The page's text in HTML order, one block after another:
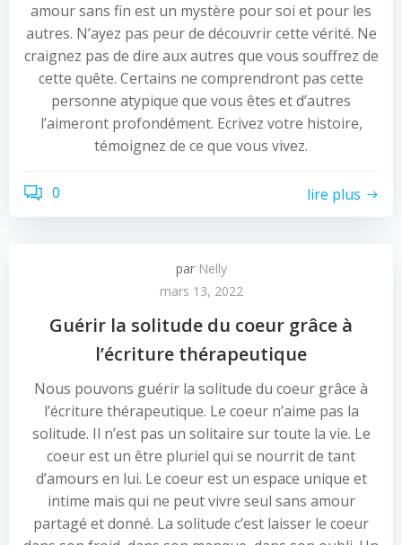
amour sans fin est un mystère pour soi et pour les
autres. N’ayez pas peur de découvrir cette vérité. Ne
craignez pas de dire aux autres que vous souffrez de
cette quête. Certains ne comprendront pas cette
personne atypique que vous êtes et d’autres
l’aimeront profondément. Ecrivez votre histoire,
témoignez de ce que vous vivez.
0 lire plus
par Nelly
mars 13, 2022
Guérir la solitude du coeur grâce à
l’écriture thérapeutique
Nous pouvons guérir la solitude du coeur grâce à
l’écriture thérapeutique. Le coeur n’aime pas la
solitude. Il n’est pas un solitaire sur toute la vie. Le
coeur est un être pluriel qui se nourrit de tant
d’amours en lui. Le coeur est un espace unique et
intime mais qui ne peut vivre seul sans amour
partagé et donné. La solitude c’est laisser le coeur